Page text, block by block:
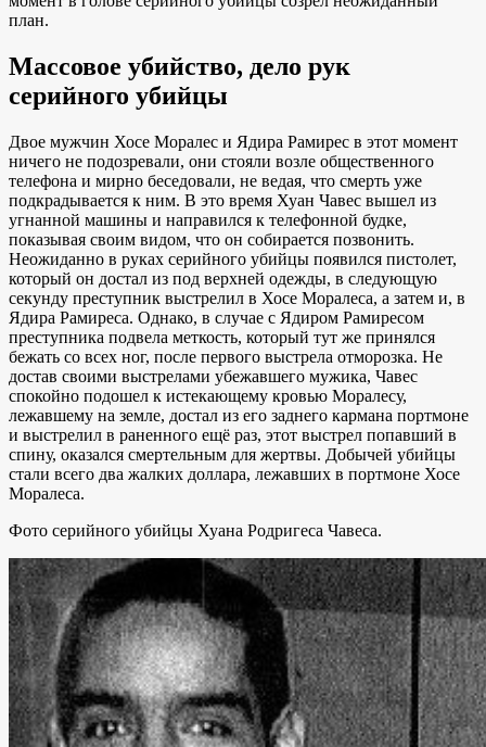
план.
Массовое убийство, дело рук
серийного убийцы
Двое мужчин Хосе Моралес и Ядира Рамирес в этот момент
ничего не подозревали, они стояли возле общественного
телефона и мирно беседовали, не ведая, что смерть уже
подкрадывается к ним. В это время Хуан Чавес вышел из
угнанной машины и направился к телефонной будке,
показывая своим видом, что он собирается позвонить.
Неожиданно в руках серийного убийцы появился пистолет,
который он достал из под верхней одежды, в следующую
секунду преступник выстрелил в Хосе Моралеса, а затем и, в
Ядира Рамиреса. Однако, в случае с Ядиром Рамиресом
преступника подвела меткость, который тут же принялся
бежать со всех ног, после первого выстрела отморозка. Не
достав своими выстрелами убежавшего мужика, Чавес
спокойно подошел к истекающему кровью Моралесу,
лежавшему на земле, достал из его заднего кармана портмоне
и выстрелил в раненного ещё раз, этот выстрел попавший в
спину, оказался смертельным для жертвы. Добычей убийцы
стали всего два жалких доллара, лежавших в портмоне Хосе
Моралеса.
Фото серийного убийцы Хуана Родригеса Чавеса.